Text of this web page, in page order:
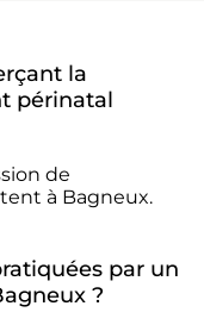
la
périnatal
de
à Bagneux.
par un
?